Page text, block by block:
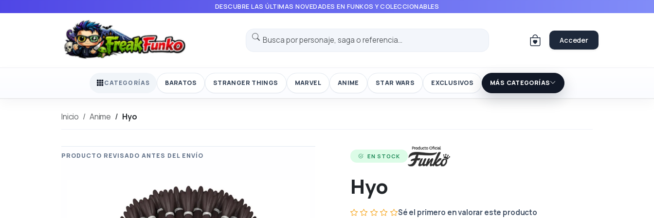
DESCUBRE LAS ÚLTIMAS NOVEDADES EN FUNKOS Y COLECCIONABLES
Acceder
CATEGORÍAS BARATOS STRANGER THINGS MARVEL ANIME STAR WARS EXCLUSIVOS MÁS CATEGORÍAS
Inicio Anime Hyo
EN STOCK
Hyo
Sé el primero en valorar este producto